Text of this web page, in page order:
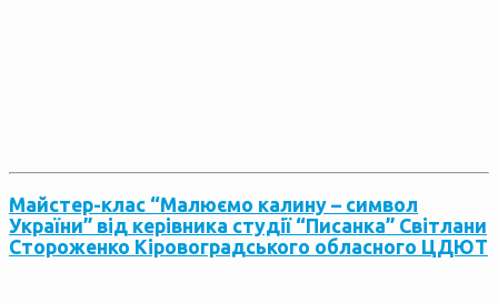
Майстер-клас “Малюємо калину – символ
України” від керівника студії “Писанка” Світлани
Стороженко Кіровоградського обласного ЦДЮТ